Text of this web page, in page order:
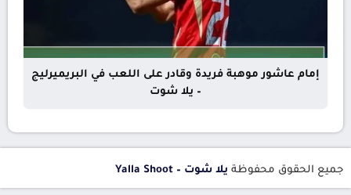
إمام عاشور موهبة فريدة وقادر على اللعب في البريميرليج
– يلا شوت
جميع الحقوق محفوظة يلا شوت – Yalla Shoot